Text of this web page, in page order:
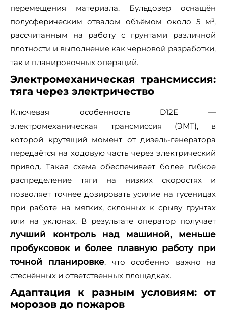
перемещения материала. Бульдозер оснащён
полусферическим отвалом объёмом около 5 м³,
рассчитанным на работу с грунтами различной
плотности и выполнение как черновой разработки,
так и планировочных операций.
Электромеханическая трансмиссия:
тяга через электричество
Ключевая особенность D12E —
электромеханическая трансмиссия (ЭМТ), в
которой крутящий момент от дизель‑генератора
передаётся на ходовую часть через электрический
привод. Такая схема обеспечивает более гибкое
распределение тяги на низких скоростях и
позволяет точнее дозировать усилие на гусеницах
при работе на мягких, склонных к срыву грунтах
или на уклонах. В результате оператор получает
лучший контроль над машиной, меньше
пробуксовок и более плавную работу при
точной планировке, что особенно важно на
стеснённых и ответственных площадках.
Адаптация к разным условиям: от
морозов до пожаров